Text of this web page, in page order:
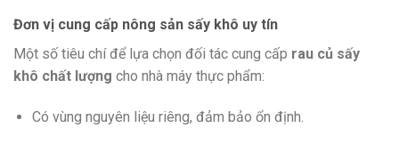
Đơn vị cung cấp nông sản sấy khô uy tín
Một số tiêu chí để lựa chọn đối tác cung cấp rau củ sấy
khô chất lượng cho nhà máy thực phẩm:
Có vùng nguyên liệu riêng, đảm bảo ổn định.